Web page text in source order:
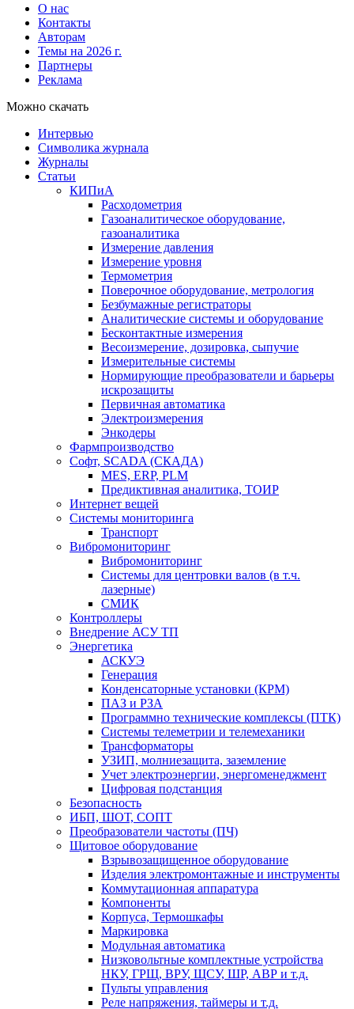
О нас
Контакты
Авторам
Темы на 2026 г.
Партнеры
Реклама
Можно скачать
Интервью
Символика журнала
Журналы
Статьи
КИПиА
Расходометрия
Газоаналитическое оборудование,
газоаналитика
Измерение давления
Измерение уровня
Термометрия
Поверочное оборудование, метрология
Безбумажные регистраторы
Аналитические системы и оборудование
Бесконтактные измерения
Весоизмерение, дозировка, сыпучие
Измерительные системы
Нормирующие преобразователи и барьеры
искрозащиты
Первичная автоматика
Электроизмерения
Энкодеры
Фармпроизводство
Софт, SCADA (СКАДА)
MES, ERP, PLM
Предиктивная аналитика, ТОИР
Интернет вещей
Системы мониторинга
Транспорт
Вибромониторинг
Вибромониторинг
Системы для центровки валов (в т.ч.
лазерные)
СМИК
Контроллеры
Внедрение АСУ ТП
Энергетика
АСКУЭ
Генерация
Конденсаторные установки (КРМ)
ПАЗ и РЗА
Программно технические комплексы (ПТК)
Системы телеметрии и телемеханики
Трансформаторы
УЗИП, молниезащита, заземление
Учет электроэнергии, энергоменеджмент
Цифровая подстанция
Безопасность
ИБП, ШОТ, СОПТ
Преобразователи частоты (ПЧ)
Щитовое оборудование
Взрывозащищенное оборудование
Изделия электромонтажные и инструменты
Коммутационная аппаратура
Компоненты
Корпуса, Термошкафы
Маркировка
Модульная автоматика
Низковольтные комплектные устройства
НКУ, ГРЩ, ВРУ, ЩСУ, ШР, АВР и т.д.
Пульты управления
Реле напряжения, таймеры и т.д.